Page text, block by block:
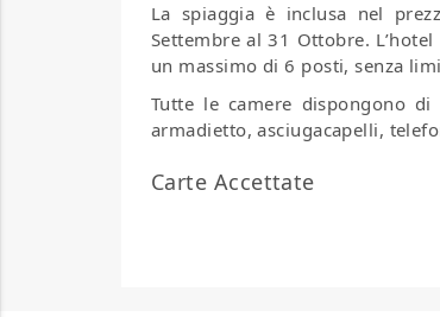
La spiaggia è inclusa nel
Settembre al 31 Ottobre.
un massimo di 6 posti, senza
Tutte le camere dispongono
armadietto, asciugacapelli,
Carte Accettate